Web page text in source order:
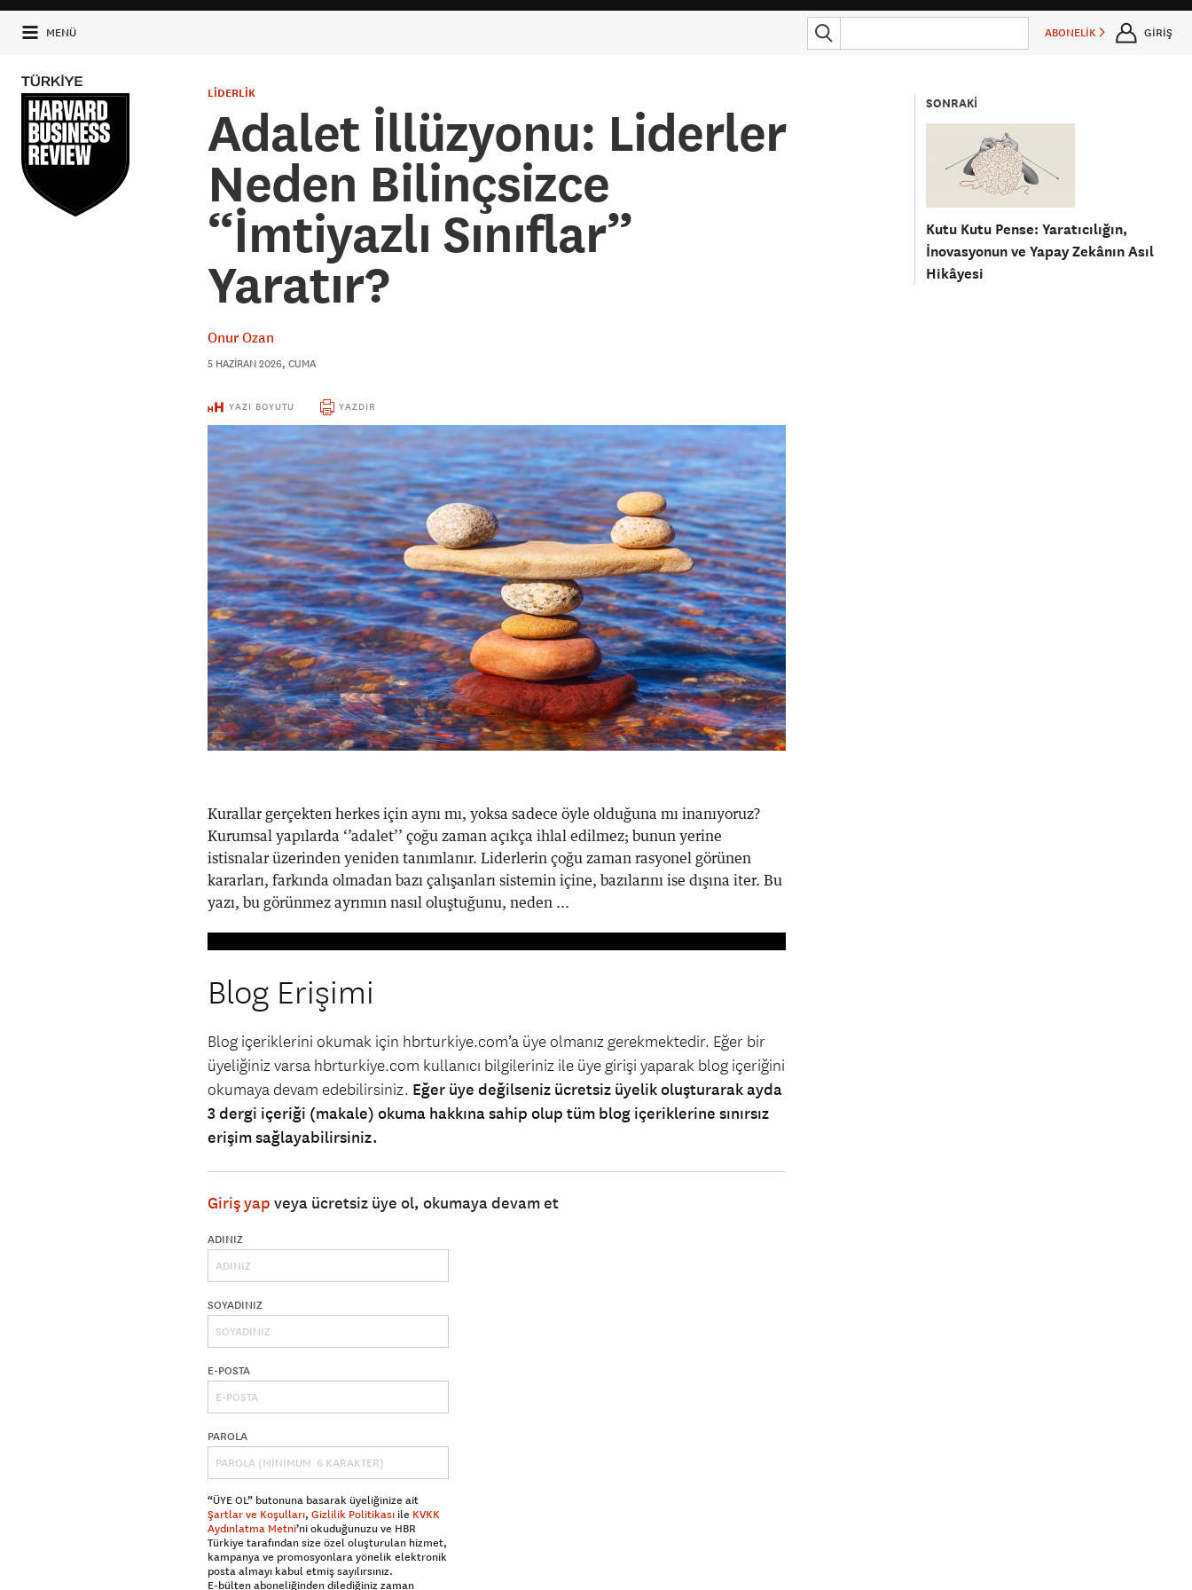
MENÜ ABONELİK GİRİŞ
SONRAKİ
Kutu Kutu Pense: Yaratıcılığın,
İnovasyonun ve Yapay Zekânın Asıl
Hikâyesi
LİDERLİK
Adalet İllüzyonu: Liderler
Neden Bilinçsizce
“İmtiyazlı Sınıflar”
Yaratır?
Onur Ozan
5 HAZIRAN 2026, CUMA
YAZI BOYUTU YAZDIR
Kurallar gerçekten herkes için aynı mı, yoksa sadece öyle olduğuna mı inanıyoruz?
Kurumsal yapılarda ‘’adalet’’ çoğu zaman açıkça ihlal edilmez; bunun yerine
istisnalar üzerinden yeniden tanımlanır. Liderlerin çoğu zaman rasyonel görünen
kararları, farkında olmadan bazı çalışanları sistemin içine, bazılarını ise dışına iter. Bu
yazı, bu görünmez ayrımın nasıl oluştuğunu, neden ...
Blog Erişimi
Blog içeriklerini okumak için hbrturkiye.com’a üye olmanız gerekmektedir. Eğer bir
üyeliğiniz varsa hbrturkiye.com kullanıcı bilgileriniz ile üye girişi yaparak blog içeriğini
okumaya devam edebilirsiniz. Eğer üye değilseniz ücretsiz üyelik oluşturarak ayda
3 dergi içeriği (makale) okuma hakkına sahip olup tüm blog içeriklerine sınırsız
erişim sağlayabilirsiniz.
Giriş yap veya ücretsiz üye ol, okumaya devam et
ADINIZ
SOYADINIZ
E-POSTA
PAROLA
“ÜYE OL” butonuna basarak üyeliğinize ait
Şartlar ve Koşulları, Gizlilik Politikası ile KVKK
Aydınlatma Metni’ni okuduğunuzu ve HBR
Türkiye tarafından size özel oluşturulan hizmet,
kampanya ve promosyonlara yönelik elektronik
posta almayı kabul etmiş sayılırsınız.
E-bülten aboneliğinden dilediğiniz zaman